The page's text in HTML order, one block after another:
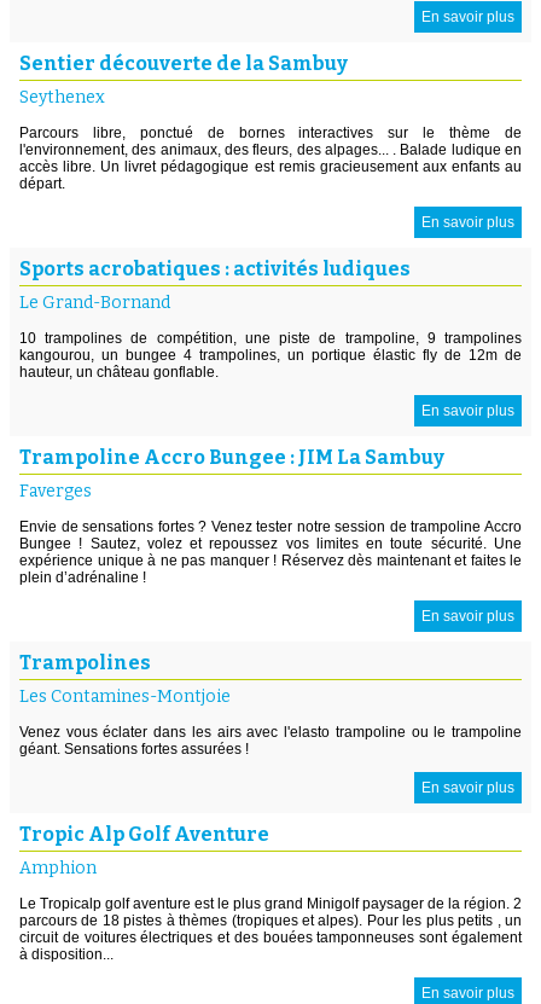
En savoir plus
Sentier découverte de la Sambuy
Seythenex
Parcours libre, ponctué de bornes interactives sur le thème de
l'environnement, des animaux, des fleurs, des alpages... . Balade ludique en
accès libre. Un livret pédagogique est remis gracieusement aux enfants au
départ.
En savoir plus
Sports acrobatiques : activités ludiques
Le Grand-Bornand
10 trampolines de compétition, une piste de trampoline, 9 trampolines
kangourou, un bungee 4 trampolines, un portique élastic fly de 12m de
hauteur, un château gonflable.
En savoir plus
Trampoline Accro Bungee : JIM La Sambuy
Faverges
Envie de sensations fortes ? Venez tester notre session de trampoline Accro
Bungee ! Sautez, volez et repoussez vos limites en toute sécurité. Une
expérience unique à ne pas manquer ! Réservez dès maintenant et faites le
plein d’adrénaline !
En savoir plus
Trampolines
Les Contamines-Montjoie
Venez vous éclater dans les airs avec l'elasto trampoline ou le trampoline
géant. Sensations fortes assurées !
En savoir plus
Tropic Alp Golf Aventure
Amphion
Le Tropicalp golf aventure est le plus grand Minigolf paysager de la région. 2
parcours de 18 pistes à thèmes (tropiques et alpes). Pour les plus petits , un
circuit de voitures électriques et des bouées tamponneuses sont également
à disposition...
En savoir plus